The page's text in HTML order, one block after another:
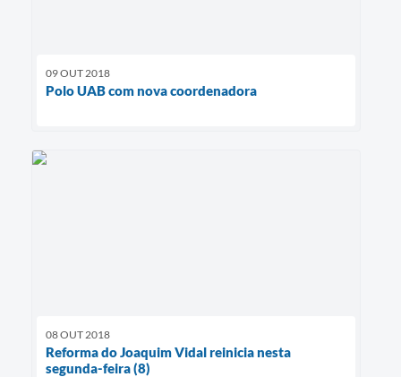
09 OUT 2018
Polo UAB com nova coordenadora
08 OUT 2018
Reforma do Joaquim Vidal reinicia nesta
segunda-feira (8)